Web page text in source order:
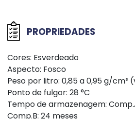
PROPRIEDADES
Cores: Esverdeado
Aspecto: Fosco
Peso por litro: 0,85 a 0,95 g/cm³
Ponto de fulgor: 28 °C
Tempo de armazenagem:
Comp.B: 24 meses